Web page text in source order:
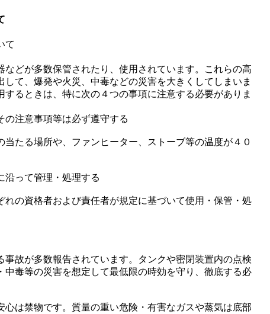
どが多数保管されたり、使用されています。これらの高
て、爆発や火災、中毒などの災害を大きくしてしまいま
るときは、特に次の４つの事項に注意する必要がありま
注意事項等は必ず遵守する
たる場所や、ファンヒーター、ストーブ等の温度が４０
って管理・処理する
の資格者および責任者が規定に基づいて使用・保管・処
故が多数報告されています。タンクや密閉装置内の点検
毒等の災害を想定して最低限の時効を守り、徹底する必
は禁物です。質量の重い危険・有害なガスや蒸気は底部